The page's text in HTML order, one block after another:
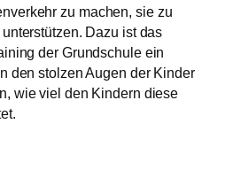
zu machen, sie zu
Dazu ist das
der Grundschule ein
den stolzen Augen der Kinder
wie viel den Kindern diese